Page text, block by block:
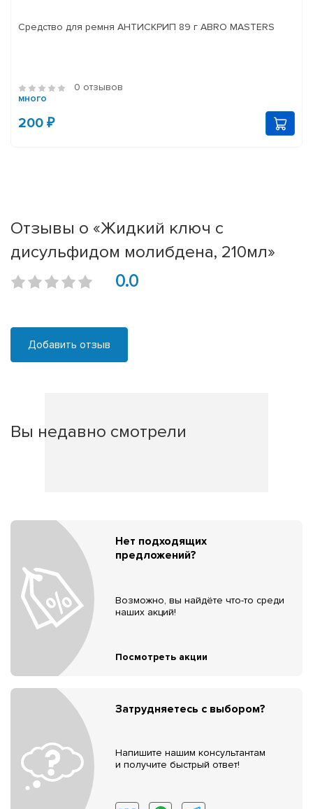
Средство для ремня АНТИСКРИП 89 г ABRO MASTERS
0 отзывов
много
200 ₽
Отзывы о «Жидкий ключ с
дисульфидом молибдена, 210мл»
0.0
Добавить отзыв
Вы недавно смотрели
Нет подходящих
предложений?
Возможно, вы найдёте что-то среди
наших акций!
Посмотреть акции
Затрудняетесь с выбором?
Напишите нашим консультантам
и получите быстрый ответ!